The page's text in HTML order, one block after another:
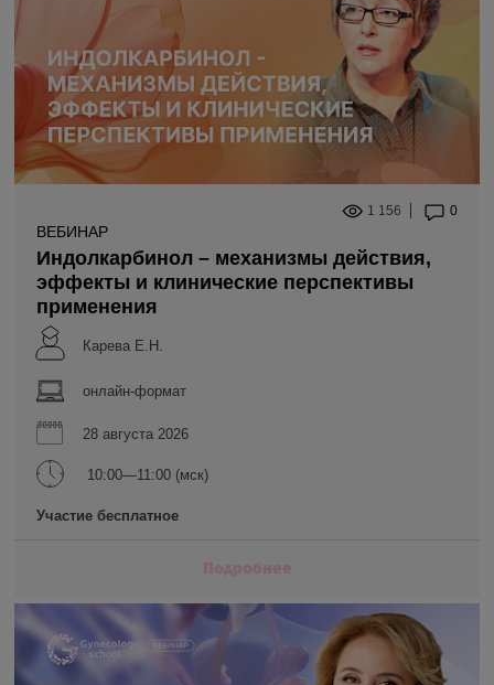
1 156 0
ВЕБИНАР
Индолкарбинол – механизмы действия,
эффекты и клинические перспективы
применения
Карева Е.Н.
онлайн-формат
28 августа 2026
10:00—11:00 (мск)
Участие бесплатное
Подробнее